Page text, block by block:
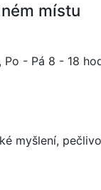
místu
- Pá 8 - 18
myšlení,